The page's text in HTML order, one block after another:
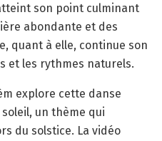
son point culminant
abondante et des
quant à elle, continue son
et les rythmes naturels.
explore cette danse
un thème qui
du solstice. La vidéo